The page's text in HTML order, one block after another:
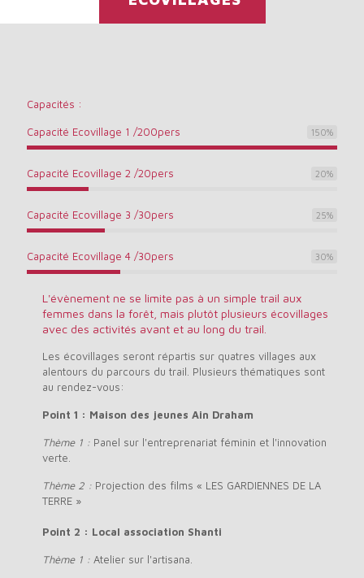
Capacités :
Capacité Ecovillage 1 /200pers 150%
Capacité Ecovillage 2 /20pers 20%
Capacité Ecovillage 3 /30pers 25%
Capacité Ecovillage 4 /30pers 30%
L'évènement ne se limite pas à un simple trail aux
femmes dans la forêt, mais plutôt plusieurs écovillages
avec des activités avant et au long du trail.
Les écovillages seront répartis sur quatres villages aux
alentours du parcours du trail. Plusieurs thématiques sont
au rendez-vous:
Point 1 : Maison des jeunes Ain Draham
Thème 1 : Panel sur l'entreprenariat féminin et l'innovation
verte.
Thème 2 : Projection des films « LES GARDIENNES DE LA
TERRE »
Point 2 : Local association Shanti
Thème 1 : Atelier sur l'artisana.